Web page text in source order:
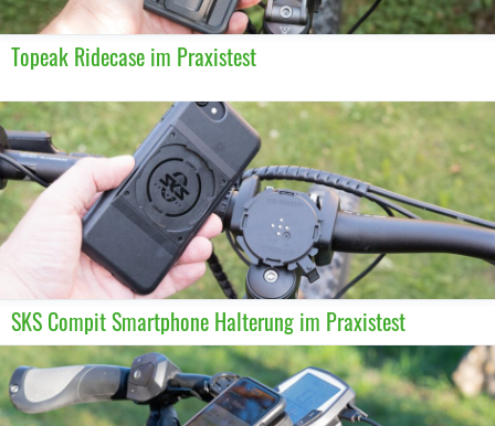
Topeak Ridecase im Praxistest
SKS Compit Smartphone Halterung im Praxistest